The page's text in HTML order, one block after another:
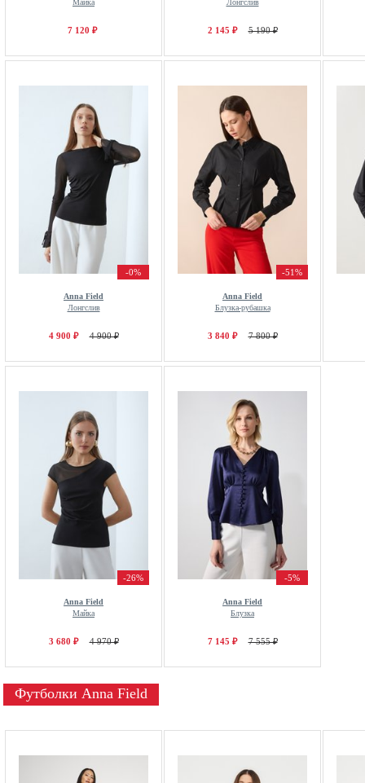
Майка
7 120 ₽
Лонгслив
2 145 ₽ 5 190 ₽
-0%
Anna Field
Лонгслив
4 900 ₽ 4 900 ₽
-51%
Anna Field
Блузка-рубашка
3 840 ₽ 7 800 ₽
-26%
Anna Field
Майка
3 680 ₽ 4 970 ₽
-5%
Anna Field
Блузка
7 145 ₽ 7 555 ₽
Футболки Anna Field